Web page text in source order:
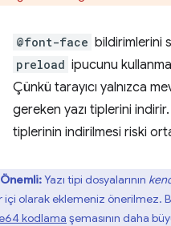
@font-face bildirimlerini
preload ipucunu
Çünkü tarayıcı yalnızca
gereken yazı tiplerini
tiplerinin indirilmesi riski
Önemli:Yazı tipi dosyalarının
içi olarak eklemeniz önerilmez.
kodlama şemasının daha